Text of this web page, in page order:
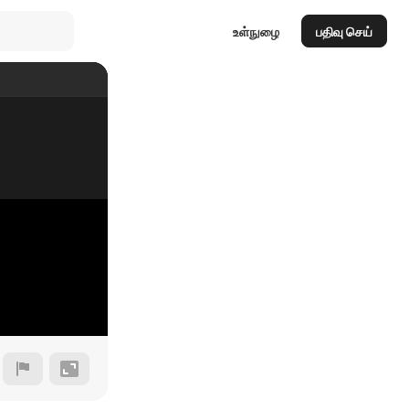
உள்நுழை பதிவு செய்